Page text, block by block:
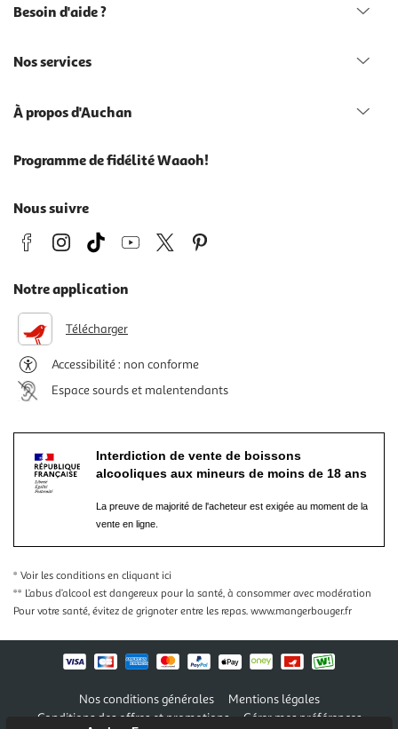
Besoin d'aide ?
Nos services
À propos d'Auchan
Programme de fidélité Waaoh!
Nous suivre
Notre application
Télécharger
Accessibilité : non conforme
Espace sourds et malentendants
Interdiction de vente de boissons
alcooliques aux mineurs de moins de 18 ans
La preuve de majorité de l'acheteur est exigée au moment de la
vente en ligne.
* Voir les conditions en cliquant ici
** L’abus d’alcool est dangereux pour la santé, à consommer avec modération
Pour votre santé, évitez de grignoter entre les repas. www.mangerbouger.fr
Nos conditions générales
Mentions légales
Conditions des offres et promotions
Gérer mes préférences